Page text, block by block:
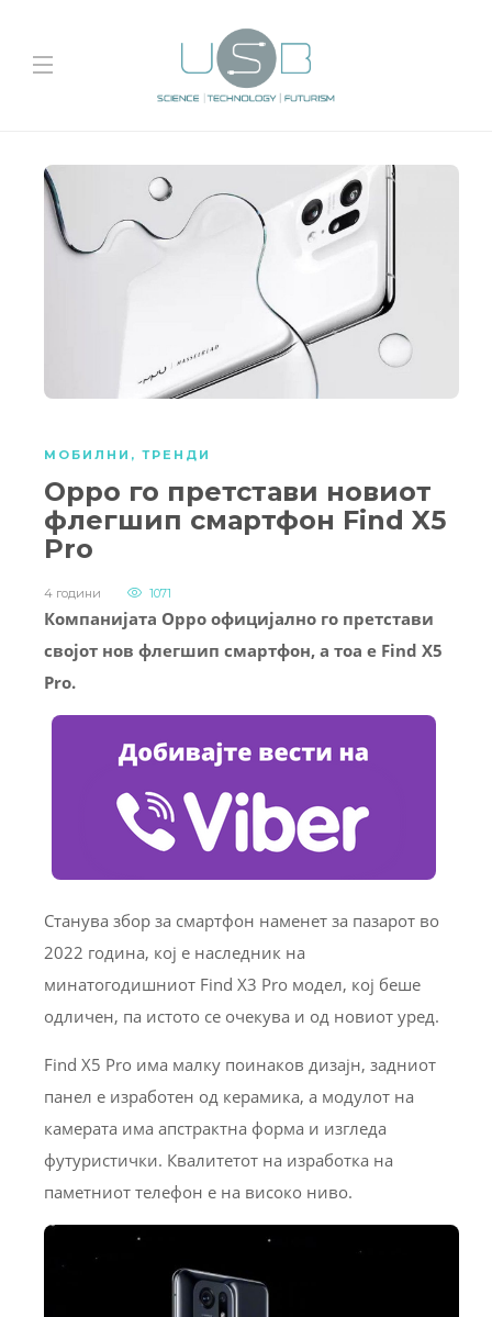
МОБИЛНИ , ТРЕНДИ
Oppo го претстави новиот
флегшип смартфон Find X5
Pro
4 години 1071
Компанијата Oppo официјално го претстави
својот нов флегшип смартфон, а тоа е Find X5
Pro.
Станува збор за смартфон наменет за пазарот во
2022 година, кој е наследник на
минатогодишниот Find X3 Pro модел, кој беше
одличен, па истото се очекува и од новиот уред.
Find X5 Pro има малку поинаков дизајн, задниот
панел е изработен од керамика, а модулот на
камерата има апстрактна форма и изгледа
футуристички. Квалитетот на изработка на
паметниот телефон е на високо ниво.